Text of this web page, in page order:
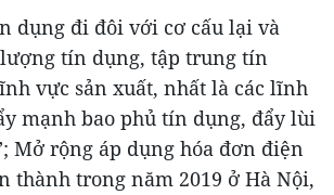
dụng đi đôi với cơ cấu lại và
tín dụng, tập trung tín
vực sản xuất, nhất là các lĩnh
mạnh bao phủ tín dụng, đẩy lùi
Mở rộng áp dụng hóa đơn điện
thành trong năm 2019 ở Hà Nội,